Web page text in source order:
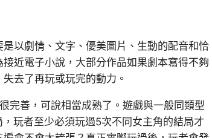
以劇情、文字、優美圖片、生動的配音和恰
近電子小說，大部分作品如果劇本寫得不夠
去了再玩或玩完的動力。
完善，可說相當成熟了。遊戲與一般同類型
玩者至少必須玩過5次不同女主角的結局才